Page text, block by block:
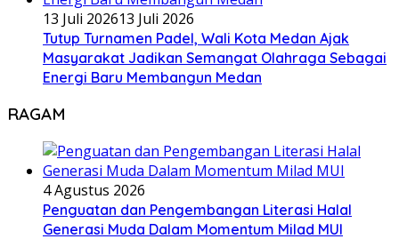
13 Juli 202613 Juli 2026
Tutup Turnamen Padel, Wali Kota Medan Ajak
Masyarakat Jadikan Semangat Olahraga Sebagai
Energi Baru Membangun Medan
RAGAM
4 Agustus 2026
Penguatan dan Pengembangan Literasi Halal
Generasi Muda Dalam Momentum Milad MUI